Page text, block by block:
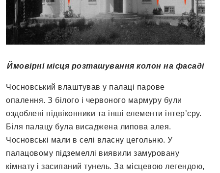
Ймовірні місця розташування колон на фасаді
Чосновський влаштував у палаці парове
опалення. З білого і червоного мармуру були
оздоблені підвіконники та інші елементи інтер’єру.
Біля палацу була висаджена липова алея.
Чосновські мали в селі власну цегольню. У
палацовому підземеллі виявили замуровану
кімнату і засипаний тунель. За місцевою легендою,